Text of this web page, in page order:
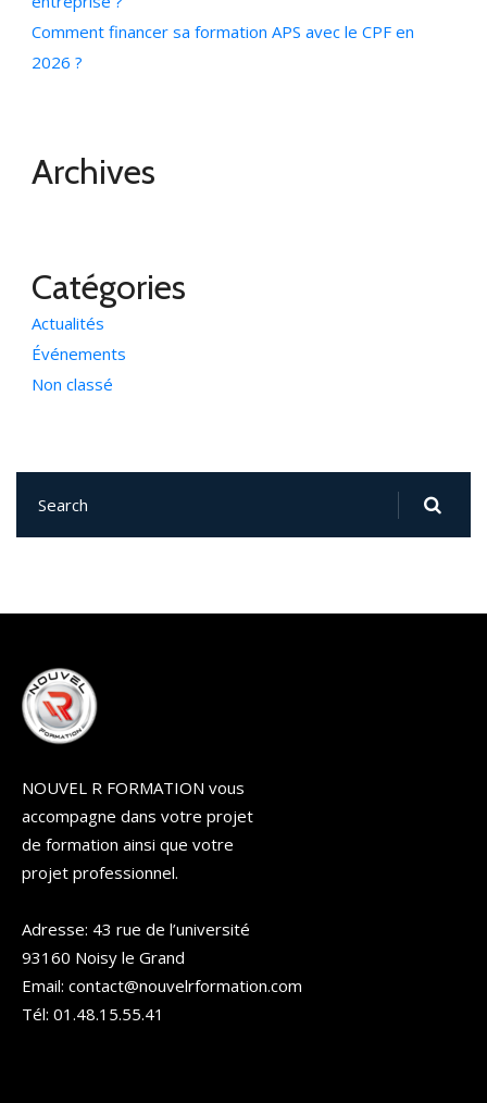
Comment financer sa formation APS avec le CPF en
2026 ?
Archives
Catégories
Actualités
Événements
Non classé
NOUVEL R FORMATION vous
accompagne dans votre projet
de formation ainsi que votre
projet professionnel.
Adresse: 43 rue de l’université
93160 Noisy le Grand
Email: contact@nouvelrformation.com
Tél: 01.48.15.55.41